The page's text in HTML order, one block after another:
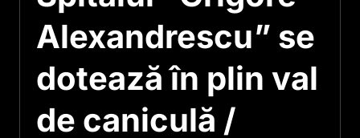
Alexandrescu” se
dotează în plin val
de caniculă /